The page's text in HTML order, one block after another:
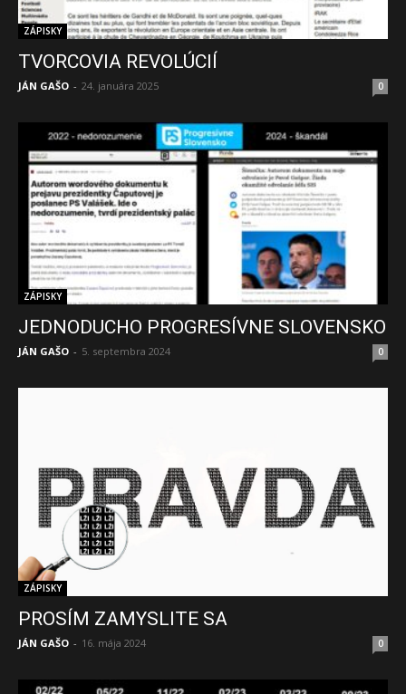
ZÁPISKY
TVORCOVIA REVOLÚCIÍ
JÁN GAŠO - 24. januára 2025 0
ZÁPISKY
JEDNODUCHO PROGRESÍVNE SLOVENSKO
JÁN GAŠO - 5. septembra 2024 0
ZÁPISKY
PROSÍM ZAMYSLITE SA
JÁN GAŠO - 16. mája 2024 0